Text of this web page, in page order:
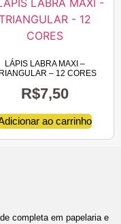
LÁPIS LABRA MAXI –
– 12 CORES
R$7,50
ao carrinho
completa em papelaria e